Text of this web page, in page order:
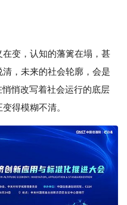
在变，认知的藩篱在塌，甚
，未来的社会轮廓，会是
悄改写着社会运行的底层
得模糊不清。